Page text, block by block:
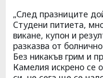
„След празниците
Студени питиета,
викане, купон и
разказва от
Без никакъв грим и
Камелия искрено се